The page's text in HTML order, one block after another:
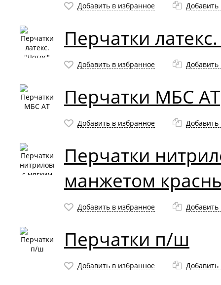
Добавить в избранное Добавить
Перчатки
Добавить в избранное Добавить
Перчатки МБС АТ
Добавить в избранное Добавить
Перчатки
манжетом
Добавить в избранное Добавить
Перчатки п/ш
Добавить в избранное Добавить